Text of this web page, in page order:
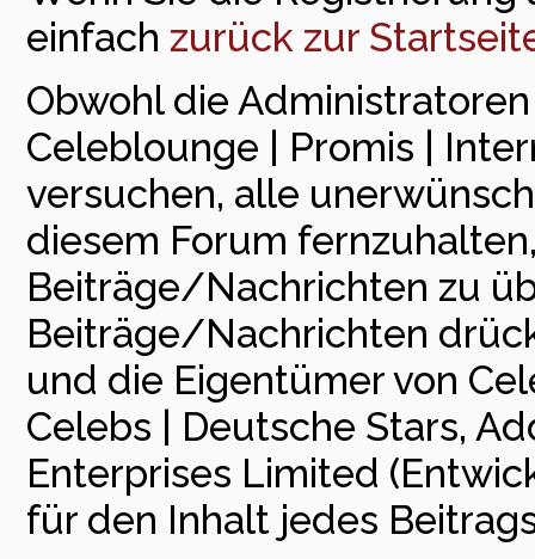
einfach zurück zur
Obwohl die
Celeblounge | Promis |
versuchen, alle
diesem Forum
Beiträge/Nachrichten zu
Beiträge/Nachrichten
und die Eigentümer von
Celebs | Deutsche Stars,
Enterprises Limited
für den Inhalt jedes